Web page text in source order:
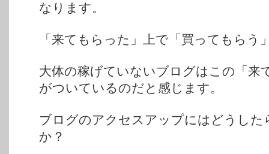
なります。
「来てもらった」上で「買ってもらう
大体の稼げていないブログはこの「来
がついているのだと感じます。
ブログのアクセスアップにはどうした
か？